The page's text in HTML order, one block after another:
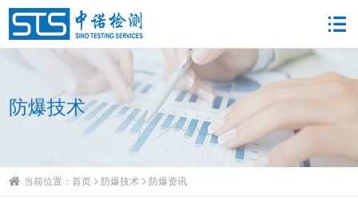
防爆技术
当前位置：首页 防爆技术 防爆资讯